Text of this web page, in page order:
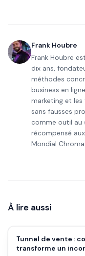
Frank Houbre
Frank Houbre
dix ans,
méthodes
business en
marketing et les
sans fausses
comme outil au
récompensé
Mondial
À lire aussi
Tunnel de vente :
transforme un